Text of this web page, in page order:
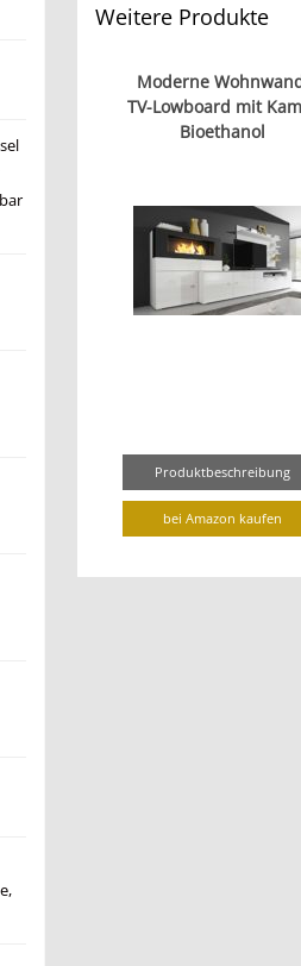
Weitere Produkte
Moderne
TV-Lowboard mit
Bioethanol
Produktbeschreibung
bei Amazon kaufen